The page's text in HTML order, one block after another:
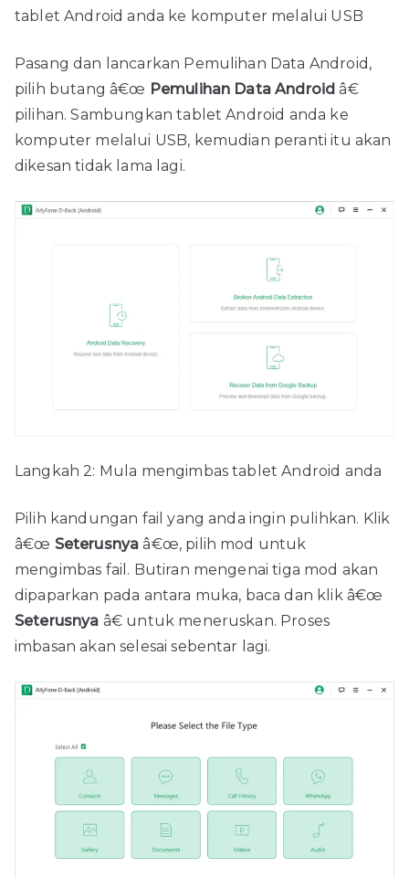
tablet Android anda ke komputer melalui USB
Pasang dan lancarkan Pemulihan Data Android,
pilih butang â€œ Pemulihan Data Android â€
pilihan. Sambungkan tablet Android anda ke
komputer melalui USB, kemudian peranti itu akan
dikesan tidak lama lagi.
Langkah 2: Mula mengimbas tablet Android anda
Pilih kandungan fail yang anda ingin pulihkan. Klik
â€œ Seterusnya â€œ, pilih mod untuk
mengimbas fail. Butiran mengenai tiga mod akan
dipaparkan pada antara muka, baca dan klik â€œ
Seterusnya â€ untuk meneruskan. Proses
imbasan akan selesai sebentar lagi.